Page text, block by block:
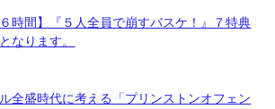
６時間】『５人全員で崩すバスケ！』７特典
なります。
全盛時代に考える「プリンストンオフェン